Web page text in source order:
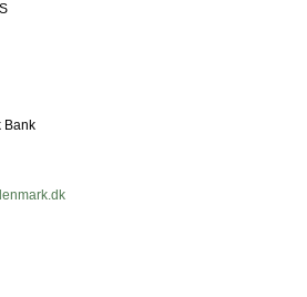
Bank